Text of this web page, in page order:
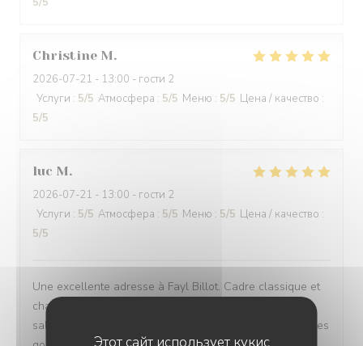
Этот сайт использует кукис
Christine M
2026-07-21 - 13:00 - гости 2
Услуги : 5/5 Атмосфера : 5/5 Меню : 5/5 Цена / качество :
5/5
luc M
2026-07-21 - 13:00 - гости 2
Услуги : 5/5 Атмосфера : 5/5 Меню : 5/5 Цена / качество :
5/5
Une excellente adresse à Fayl Billot. Cadre classique et
chalereux. C'est la famille qui est aux fourneaux et en
salle. Les racines belges se retrouvent deans les recettes